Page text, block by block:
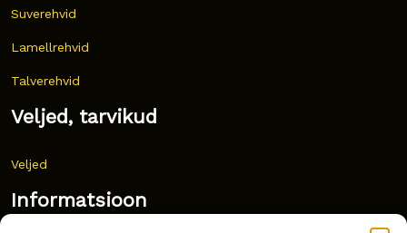
Suverehvid
Lamellrehvid
Talverehvid
Veljed, tarvikud
Veljed
Informatsioon